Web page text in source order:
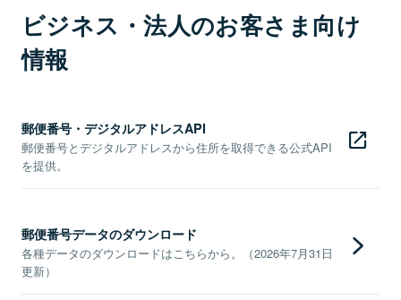
ビジネス・法人のお客さま向け
情報
郵便番号・デジタルアドレスAPI
郵便番号とデジタルアドレスから住所を取得できる公式API
を提供。
郵便番号データのダウンロード
各種データのダウンロードはこちらから。（2026年7月31日
更新）